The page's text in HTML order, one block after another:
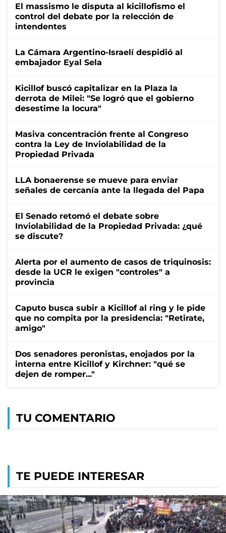
El massismo le disputa al kicillofismo el
control del debate por la relección de
intendentes
La Cámara Argentino-Israelí despidió al
embajador Eyal Sela
Kicillof buscó capitalizar en la Plaza la
derrota de Milei: "Se logró que el gobierno
desestime la locura"
Masiva concentración frente al Congreso
contra la Ley de Inviolabilidad de la
Propiedad Privada
LLA bonaerense se mueve para enviar
señales de cercanía ante la llegada del Papa
El Senado retomó el debate sobre
Inviolabilidad de la Propiedad Privada: ¿qué
se discute?
Alerta por el aumento de casos de triquinosis:
desde la UCR le exigen "controles" a
provincia
Caputo busca subir a Kicillof al ring y le pide
que no compita por la presidencia: "Retirate,
amigo"
Dos senadores peronistas, enojados por la
interna entre Kicillof y Kirchner: "qué se
dejen de romper..."
TU COMENTARIO
TE PUEDE INTERESAR